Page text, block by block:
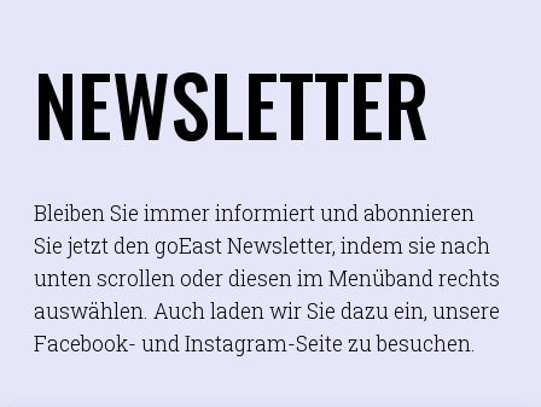
NEWSLETTER
Bleiben Sie immer informiert und abonnieren
Sie jetzt den goEast Newsletter, indem sie nach
unten scrollen oder diesen im Menüband rechts
auswählen. Auch laden wir Sie dazu ein, unsere
Facebook- und Instagram-Seite zu besuchen.